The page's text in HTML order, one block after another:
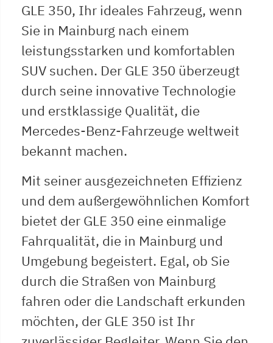
GLE 350, Ihr ideales Fahrzeug, wenn
Sie in Mainburg nach einem
leistungsstarken und komfortablen
SUV suchen. Der GLE 350 überzeugt
durch seine innovative Technologie
und erstklassige Qualität, die
Mercedes-Benz-Fahrzeuge weltweit
bekannt machen.
Mit seiner ausgezeichneten Effizienz
und dem außergewöhnlichen Komfort
bietet der GLE 350 eine einmalige
Fahrqualität, die in Mainburg und
Umgebung begeistert. Egal, ob Sie
durch die Straßen von Mainburg
fahren oder die Landschaft erkunden
möchten, der GLE 350 ist Ihr